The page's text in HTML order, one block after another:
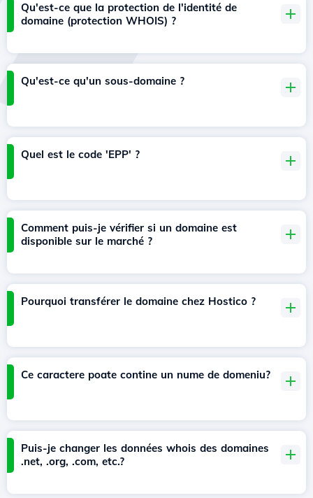
Qu'est-ce que la protection de l'identité de
domaine (protection WHOIS) ?
Qu'est-ce qu'un sous-domaine ?
Quel est le code 'EPP' ?
Comment puis-je vérifier si un domaine est
disponible sur le marché ?
Pourquoi transférer le domaine chez Hostico ?
Ce caractere poate contine un nume de domeniu?
Puis-je changer les données whois des domaines
.net, .org, .com, etc.?